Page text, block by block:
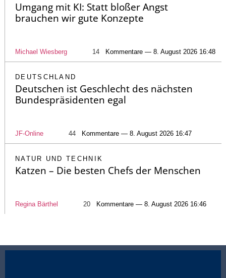
Umgang mit KI: Statt bloßer Angst
brauchen wir gute Konzepte
Michael Wiesberg 14 Kommentare — 8. August 2026 16:48
DEUTSCHLAND
Deutschen ist Geschlecht des nächsten
Bundespräsidenten egal
JF-Online 44 Kommentare — 8. August 2026 16:47
NATUR UND TECHNIK
Katzen – Die besten Chefs der Menschen
Regina Bärthel 20 Kommentare — 8. August 2026 16:46